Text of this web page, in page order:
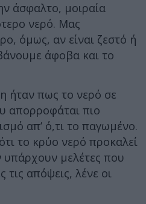
άσφαλτο, μοιραία
νερό. Μας
όμως, αν είναι ζεστό ή
άφοβα και το
ήταν πως το νερό σε
απορροφάται πιο
απ’ ό,τι το παγωμένο.
το κρύο νερό προκαλεί
μελέτες που
απόψεις, λένε οι